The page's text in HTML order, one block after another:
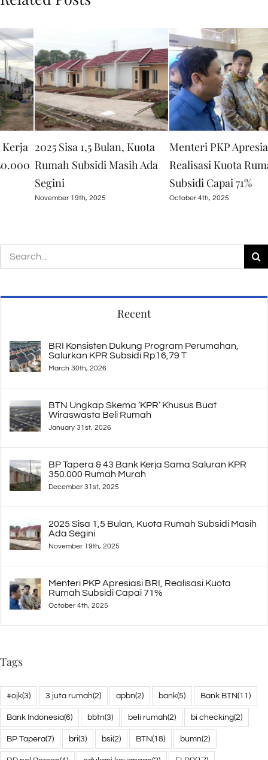
Menteri PKP Apresiasi BRI,
Realisasi Kuota Rumah
Subsidi Capai 71%
October 4th, 2025
BRI Konsisten Dukung
Program Perumahan,
Salurkan KPR Subsidi
Rp16,79 T
Search
BRI Konsisten Dukung Program Perumahan,
Salurkan KPR Subsidi Rp16,79 T
BTN Ungkap Skema ‘KPR’ Khusus Buat
Wiraswasta Beli Rumah
BP Tapera & 43 Bank Kerja Sama Saluran KPR
350.000 Rumah Murah
2025 Sisa 1,5 Bulan, Kuota Rumah Subsidi Masih
Ada Segini
Menteri PKP Apresiasi BRI, Realisasi Kuota
Rumah Subsidi Capai 71%
#ojk(3) 3 juta rumah(2) apbn(2) bank(5) Bank BTN(11)
Bank Indonesia(6) bbtn(3) beli rumah(2) bi checking(2)
BP Tapera(7) bri(3) bsi(2) BTN(18) bumn(2)